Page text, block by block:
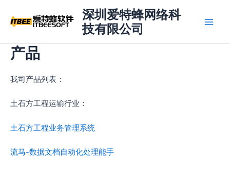
容
深圳爱特蜂网络科
技有限公司
产品
我司产品列表：
土石方工程运输行业：
土石方工程业务管理系统
流马-数据文档自动化处理能手